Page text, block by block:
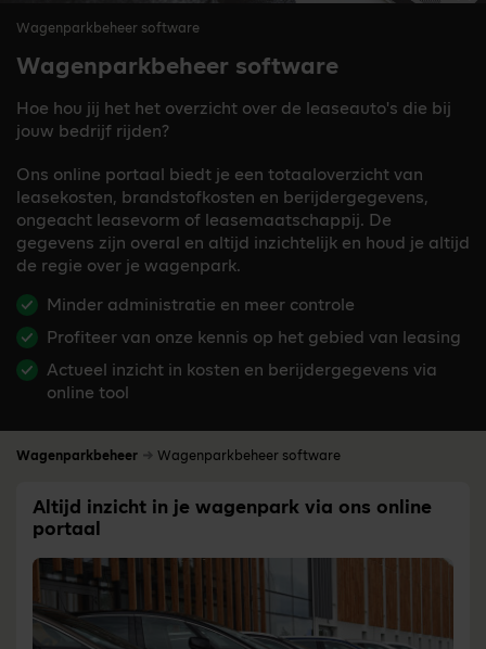
Wagenparkbeheer software
Wagenparkbeheer software
Hoe hou jij het het overzicht over de leaseauto's die bij
jouw bedrijf rijden?
Ons online portaal biedt je een totaaloverzicht van
leasekosten, brandstofkosten en berijdergegevens,
ongeacht leasevorm of leasemaatschappij. De
gegevens zijn overal en altijd inzichtelijk en houd je altijd
de regie over je wagenpark.
Minder administratie en meer controle
Profiteer van onze kennis op het gebied van leasing
Actueel inzicht in kosten en berijdergegevens via
online tool
Wagenparkbeheer Wagenparkbeheer software
Altijd inzicht in je wagenpark via ons online
portaal